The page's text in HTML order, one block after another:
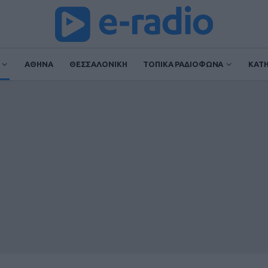
ΑΘΗΝΑ ΘΕΣΣΑΛΟΝΙΚΗ ΤΟΠΙΚΑ ΡΑΔΙΟΦΩΝΑ